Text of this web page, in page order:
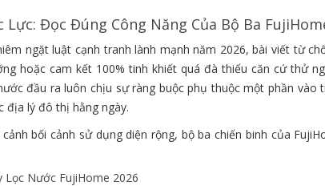
Lực: Đọc Đúng Công Năng Của Bộ Ba
ngặt luật cạnh tranh lành mạnh năm 2026, bài viết từ
hoặc cam kết 100% tinh khiết quá đà thiếu căn cứ thử
đầu ra luôn chịu sự ràng buộc phụ thuộc một phần vào
địa lý đô thị hằng ngày.
bối cảnh sử dụng diện rộng, bộ ba chiến binh của
Lọc Nước FujiHome 2026